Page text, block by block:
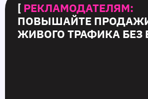
[ РЕКЛАМОДАТЕЛЯМ:
ПОВЫШАЙТЕ
ЖИВОГО ТРАФИКА БЕЗ